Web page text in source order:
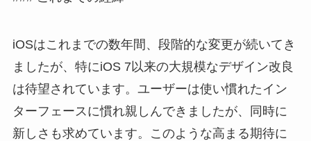
iOSはこれまでの数年間、段階的な変更が続いてき
ましたが、特にiOS 7以来の大規模なデザイン改良
は待望されています。ユーザーは使い慣れたイン
ターフェースに慣れ親しんできましたが、同時に
新しさも求めています。このような高まる期待に